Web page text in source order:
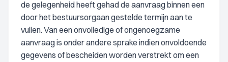
de gelegenheid heeft gehad de aanvraag binnen een
door het bestuursorgaan gestelde termijn aan te
vullen. Van een onvolledige of ongenoegzame
aanvraag is onder andere sprake indien onvoldoende
gegevens of bescheiden worden verstrekt om een